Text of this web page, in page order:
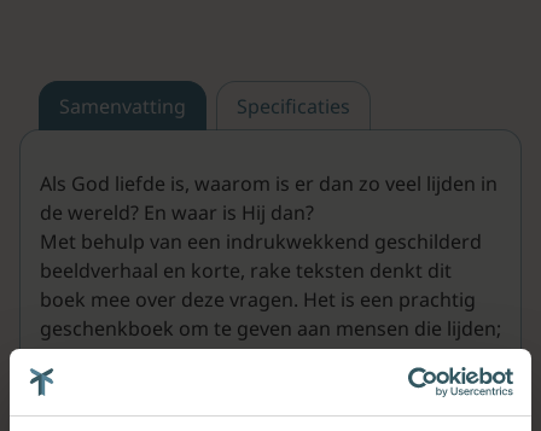
Samenvatting Specificaties
Als God liefde is, waarom is er dan zo veel lijden in
de wereld? En waar is Hij dan?
Met behulp van een indrukwekkend geschilderd
beeldverhaal en korte, rake teksten denkt dit
boek mee over deze vragen. Het is een prachtig
geschenkboek om te geven aan mensen die lijden;
in hun persoonlijk leven of door wat er speelt in
de wereld.